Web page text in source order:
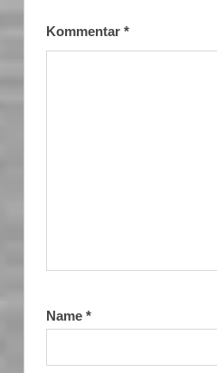
Kommentar *
Name *